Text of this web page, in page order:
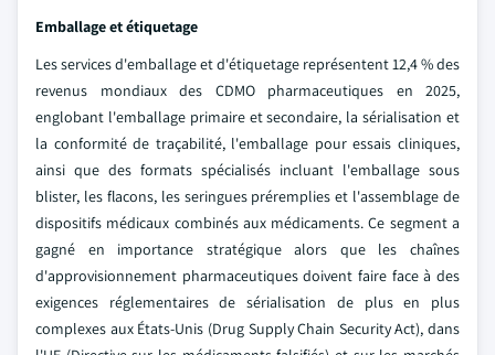
Emballage et étiquetage
Les services d'emballage et d'étiquetage représentent 12,4 % des
revenus mondiaux des CDMO pharmaceutiques en 2025,
englobant l'emballage primaire et secondaire, la sérialisation et
la conformité de traçabilité, l'emballage pour essais cliniques,
ainsi que des formats spécialisés incluant l'emballage sous
blister, les flacons, les seringues préremplies et l'assemblage de
dispositifs médicaux combinés aux médicaments. Ce segment a
gagné en importance stratégique alors que les chaînes
d'approvisionnement pharmaceutiques doivent faire face à des
exigences réglementaires de sérialisation de plus en plus
complexes aux États-Unis (Drug Supply Chain Security Act), dans